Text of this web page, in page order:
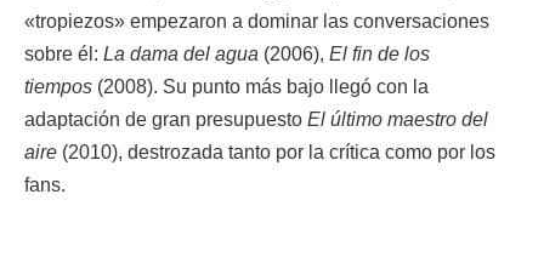
«tropiezos» empezaron a dominar las conversaciones
sobre él: La dama del agua (2006), El fin de los
tiempos (2008). Su punto más bajo llegó con la
adaptación de gran presupuesto El último maestro del
aire (2010), destrozada tanto por la crítica como por los
fans.